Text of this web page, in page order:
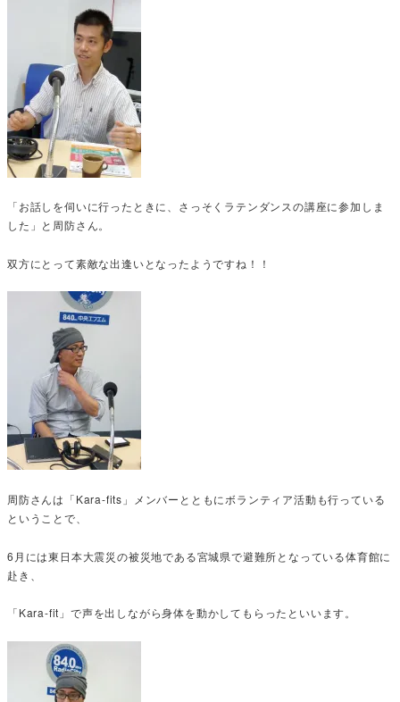
「お話しを伺いに行ったときに、さっそくラテンダンスの講座に参加しま
した」と周防さん。
双方にとって素敵な出逢いとなったようですね！！
周防さんは「Kara-fits」メンバーとともにボランティア活動も行っている
ということで、
6月には東日本大震災の被災地である宮城県で避難所となっている体育館に
赴き、
「Kara-fit」で声を出しながら身体を動かしてもらったといいます。